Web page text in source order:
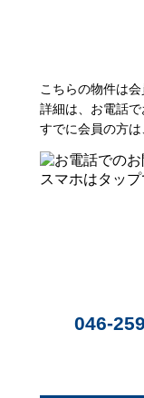
こちらの物件は会
詳細は、お電話で
すでに会員の方は
046-